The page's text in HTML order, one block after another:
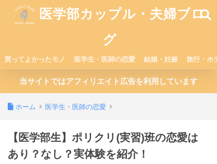
医学部カップル・夫婦ブロ
グ
買ってよかったモノ 医学生・医師の恋愛 結婚・妊娠 旅行・ホ
当サイトではアフィリエイト広告を利用しています
ホーム 医学生・医師の恋愛
【医学部生】ポリクリ(実習)班の恋愛は
あり？なし？実体験を紹介！